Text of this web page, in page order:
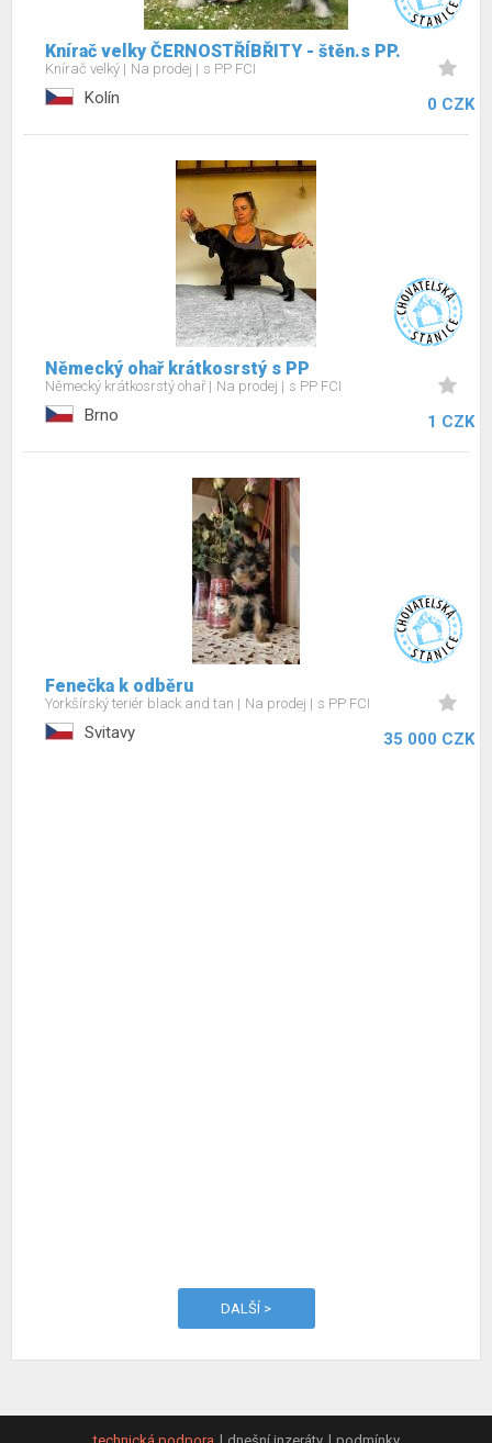
Knírač velky ČERNOSTŘÍBŘITY - štěn.s PP.
Knírač velký Na prodej s PP FCI
Kolín 0 CZK
Německý ohař krátkosrstý s PP
Německý krátkosrstý ohař Na prodej s PP FCI
Brno 1 CZK
Fenečka k odběru
Yorkšírský teriér black and tan Na prodej s PP FCI
Svitavy 35 000 CZK
DALŠÍ >